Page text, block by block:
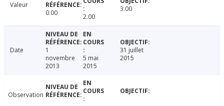
Valeur
0.00
2.00
3.00
Date
1
novembre
2013
5 mai
2015
31 juillet
2015
Observation